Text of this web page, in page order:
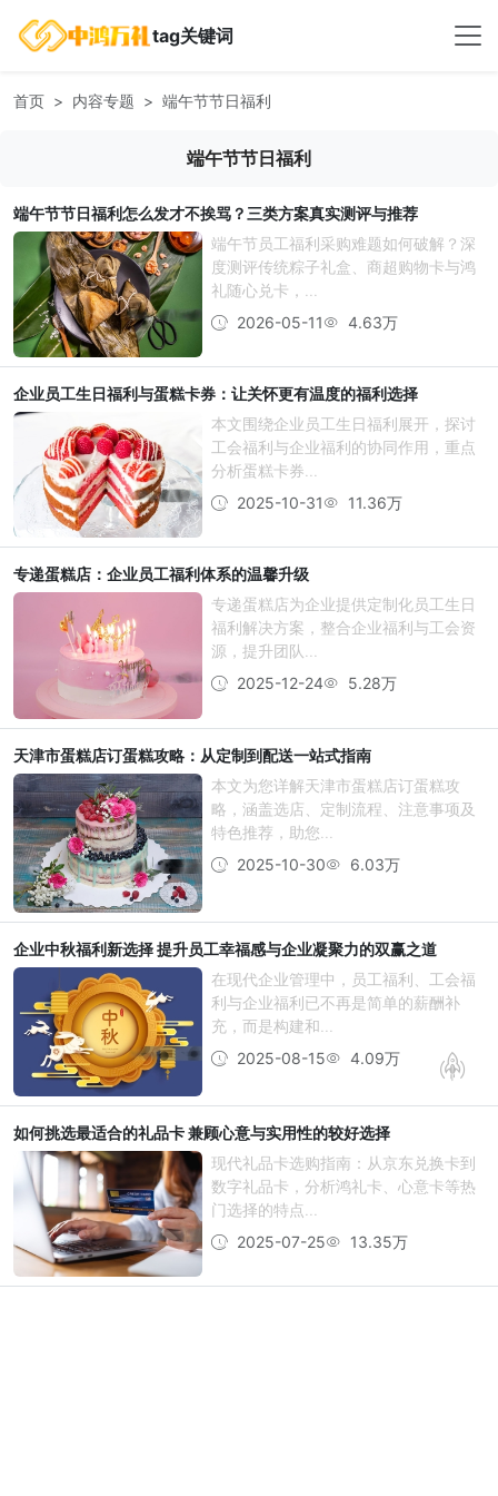
tag关键词
首页 内容专题 端午节节日福利
端午节节日福利
端午节节日福利怎么发才不挨骂？三类方案真实测评与推荐
端午节员工福利采购难题如何破解？深
度测评传统粽子礼盒、商超购物卡与鸿
礼随心兑卡，...
2026-05-11
4.63万
企业员工生日福利与蛋糕卡券：让关怀更有温度的福利选择
本文围绕企业员工生日福利展开，探讨
工会福利与企业福利的协同作用，重点
分析蛋糕卡券...
2025-10-31
11.36万
专递蛋糕店：企业员工福利体系的温馨升级
专递蛋糕店为企业提供定制化员工生日
福利解决方案，整合企业福利与工会资
源，提升团队...
2025-12-24
5.28万
天津市蛋糕店订蛋糕攻略：从定制到配送一站式指南
本文为您详解天津市蛋糕店订蛋糕攻
略，涵盖选店、定制流程、注意事项及
特色推荐，助您...
2025-10-30
6.03万
企业中秋福利新选择 提升员工幸福感与企业凝聚力的双赢之道
在现代企业管理中，员工福利、工会福
利与企业福利已不再是简单的薪酬补
充，而是构建和...
2025-08-15
4.09万
如何挑选最适合的礼品卡 兼顾心意与实用性的较好选择
现代礼品卡选购指南：从京东兑换卡到
数字礼品卡，分析鸿礼卡、心意卡等热
门选择的特点...
2025-07-25
13.35万